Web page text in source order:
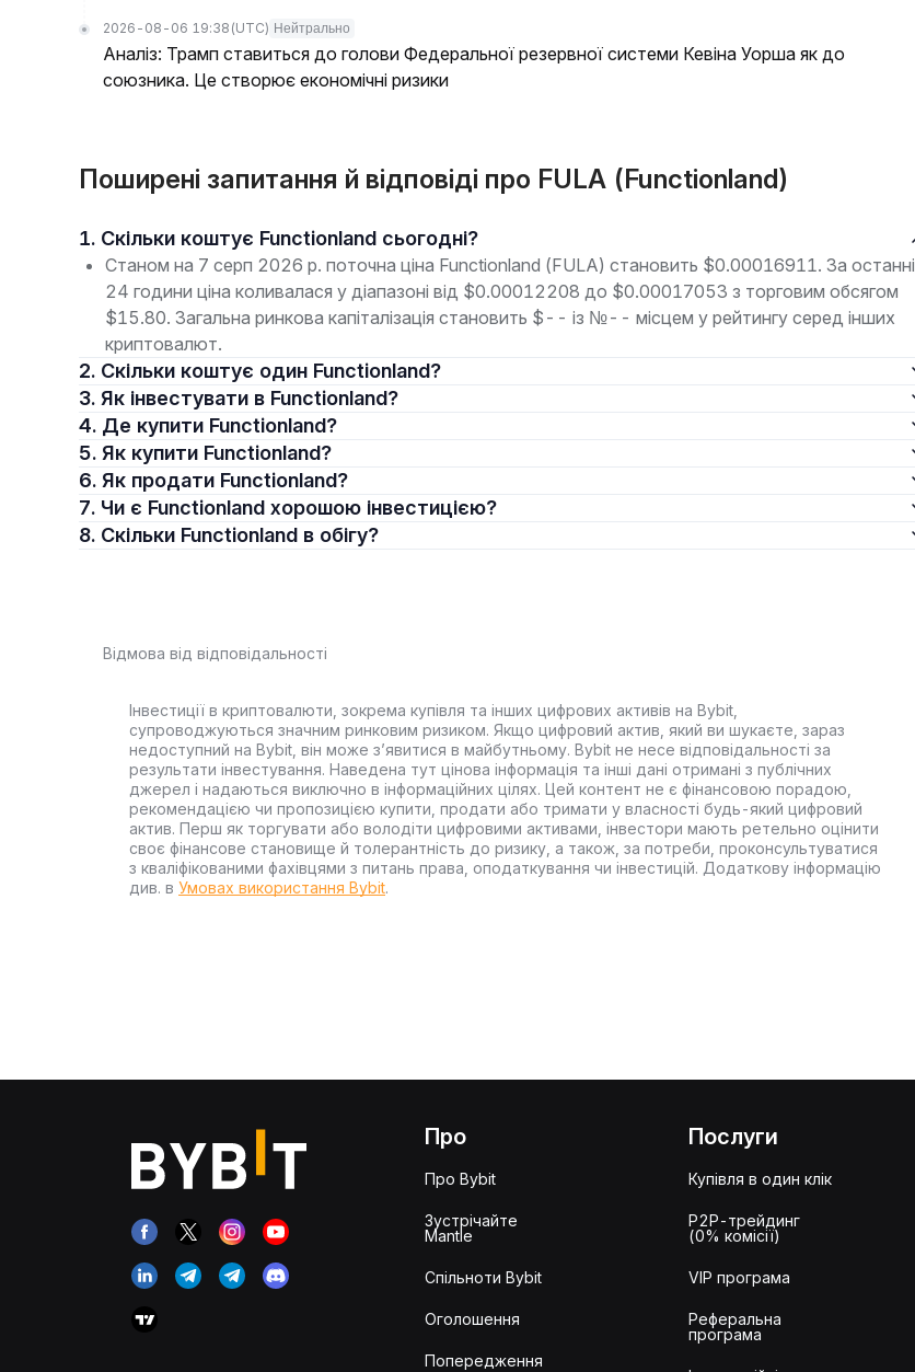
2026-08-06 19:38 (UTC) Нейтрально
Аналіз: Трамп ставиться до голови Федеральної резервної системи Кевіна Уорша як до
союзника. Це створює економічні ризики
Поширені запитання й відповіді про FULA (Functionland)
1. Скільки коштує Functionland сьогодні?
Станом на 7 серп 2026 р. поточна ціна Functionland (FULA) становить $0.00016911. За останні
24 години ціна коливалася у діапазоні від $0.00012208 до $0.00017053 з торговим обсягом
$15.80. Загальна ринкова капіталізація становить $-- із №-- місцем у рейтингу серед інших
криптовалют.
2. Скільки коштує один Functionland?
3. Як інвестувати в Functionland?
4. Де купити Functionland?
5. Як купити Functionland?
6. Як продати Functionland?
7. Чи є Functionland хорошою інвестицією?
8. Скільки Functionland в обігу?
Відмова від відповідальності
Інвестиції в криптовалюти, зокрема купівля та інших цифрових активів на Bybit,
супроводжуються значним ринковим ризиком. Якщо цифровий актив, який ви шукаєте, зараз
недоступний на Bybit, він може з’явитися в майбутньому. Bybit не несе відповідальності за
результати інвестування. Наведена тут цінова інформація та інші дані отримані з публічних
джерел і надаються виключно в інформаційних цілях. Цей контент не є фінансовою порадою,
рекомендацією чи пропозицією купити, продати або тримати у власності будь-який цифровий
актив. Перш як торгувати або володіти цифровими активами, інвестори мають ретельно оцінити
своє фінансове становище й толерантність до ризику, а також, за потреби, проконсультуватися
з кваліфікованими фахівцями з питань права, оподаткування чи інвестицій. Додаткову інформацію
див. в Умовах використання Bybit.
Про
Про Bybit
Зустрічайте
Mantle
Спільноти Bybit
Оголошення
Попередження
Послуги
Купівля в один клік
P2P-трейдинг
(0% комісії)
VIP програма
Реферальна
програма